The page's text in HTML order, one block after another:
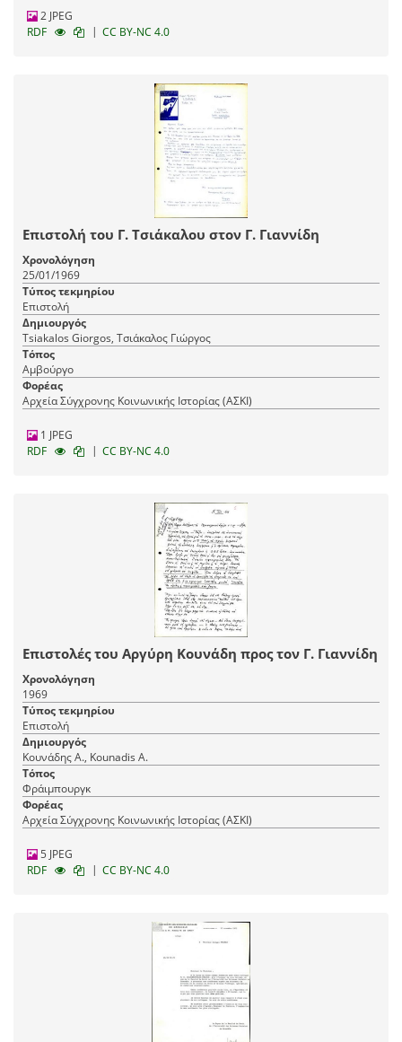
2 JPEG
RDF
| CC BY-NC 4.0
Επιστολή του Γ. Τσιάκαλου στον Γ. Γιαννίδη
Χρονολόγηση
25/01/1969
Τύπος τεκμηρίου
Επιστολή
Δημιουργός
Tsiakalos Giorgos, Τσιάκαλος Γιώργος
Τόπος
Αμβούργο
Φορέας
Αρχεία Σύγχρονης Κοινωνικής Ιστορίας (ΑΣΚΙ)
1 JPEG
RDF
| CC BY-NC 4.0
Επιστολές του Αργύρη Κουνάδη προς τον Γ. Γιαννίδη
Χρονολόγηση
1969
Τύπος τεκμηρίου
Επιστολή
Δημιουργός
Κουνάδης Α., Kounadis A.
Τόπος
Φράιμπουργκ
Φορέας
Αρχεία Σύγχρονης Κοινωνικής Ιστορίας (ΑΣΚΙ)
5 JPEG
RDF
| CC BY-NC 4.0